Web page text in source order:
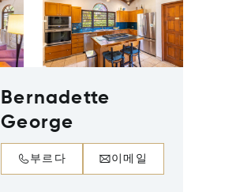
Bernadette
George
부르다 이메일